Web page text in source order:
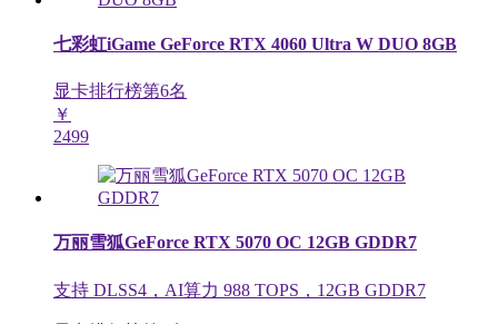
七彩虹iGame GeForce RTX 4060 Ultra W DUO 8GB
显卡排行榜第6名
￥
2499
万丽雪狐GeForce RTX 5070 OC 12GB GDDR7
支持 DLSS4，AI算力 988 TOPS，12GB GDDR7